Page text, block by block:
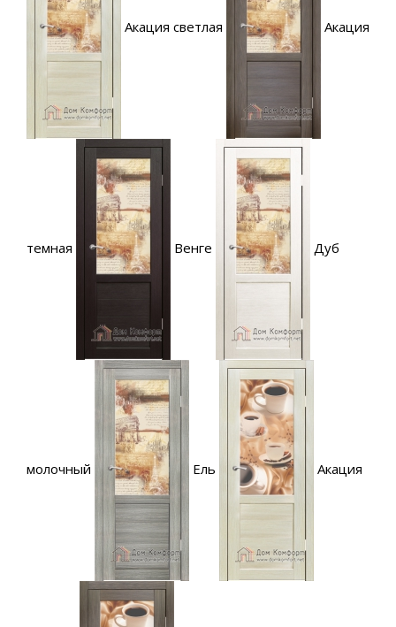
Акация светлая Акация
темная Венге Дуб
молочный Ель Акация